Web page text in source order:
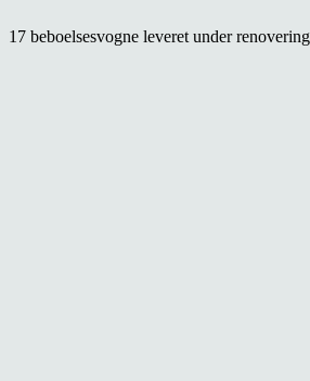
17 beboelsesvogne leveret under